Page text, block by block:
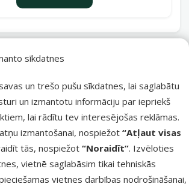
sīkdatnes
un trešo pušu sīkdatnes, lai saglabātu
un izmantotu informāciju par iepriekš
lai rādītu tev interesējošas reklāmas.
izmantošanai, nospiežot “Atļaut visas
tās, nospiežot “Noraidīt”. Izvēloties
vietnē saglabāsim tikai tehniskās
vietnes darbības nodrošināšanai,
Pasts pakomāti nav pieejams
PASTS nodaļas nav pieejams
pakomāti nav pieejams